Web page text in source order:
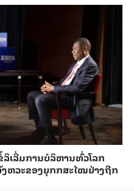
ເລີ່ມການ​ບໍ​ລິ​ຫານ​ທົ່ວ​ໂລກ​
ຫວະ​ຂອງ​ຍຸກກ​ສະ​ໄໝ​ຢ່າງ​ຖືກ​